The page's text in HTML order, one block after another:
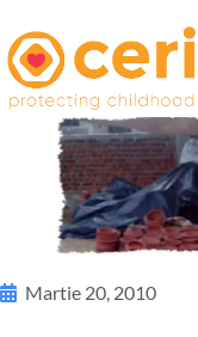
Martie 20, 2010